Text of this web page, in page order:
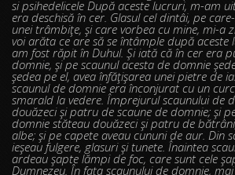
si psihedelicele După aceste lucruri, m-am
era deschisă în cer. Glasul cel dintâi, pe
unei trâmbiţe, şi care vorbea cu mine, mi-a
voi arăta ce are să se întâmple după aceste
am fost răpit în Duhul. Şi iată că în cer era
domnie, şi pe scaunul acesta de domnie
şedea pe el, avea înfăţişarea unei pietre de
scaunul de domnie era înconjurat cu un
smarald la vedere. Împrejurul scaunului de
douăzeci şi patru de scaune de domnie; şi
domnie stăteau douăzeci şi patru de
albe; şi pe capete aveau cununi de aur. Din
ieşeau fulgere, glasuri şi tunete. Înaintea
ardeau şapte lămpi de foc, care sunt cele
Dumnezeu. În faţa scaunului de domnie,